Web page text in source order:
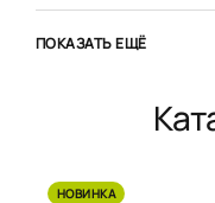
ПОКАЗАТЬ ЕЩЁ
НОВИНКА